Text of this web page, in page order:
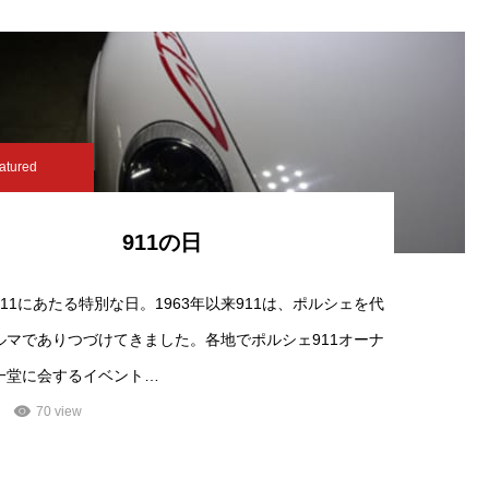
911の日
にあたる特別な日。1963年以来911は、ポルシェを代
マでありつづけてきました。各地でポルシェ911オーナ
堂に会するイベント…
70 view